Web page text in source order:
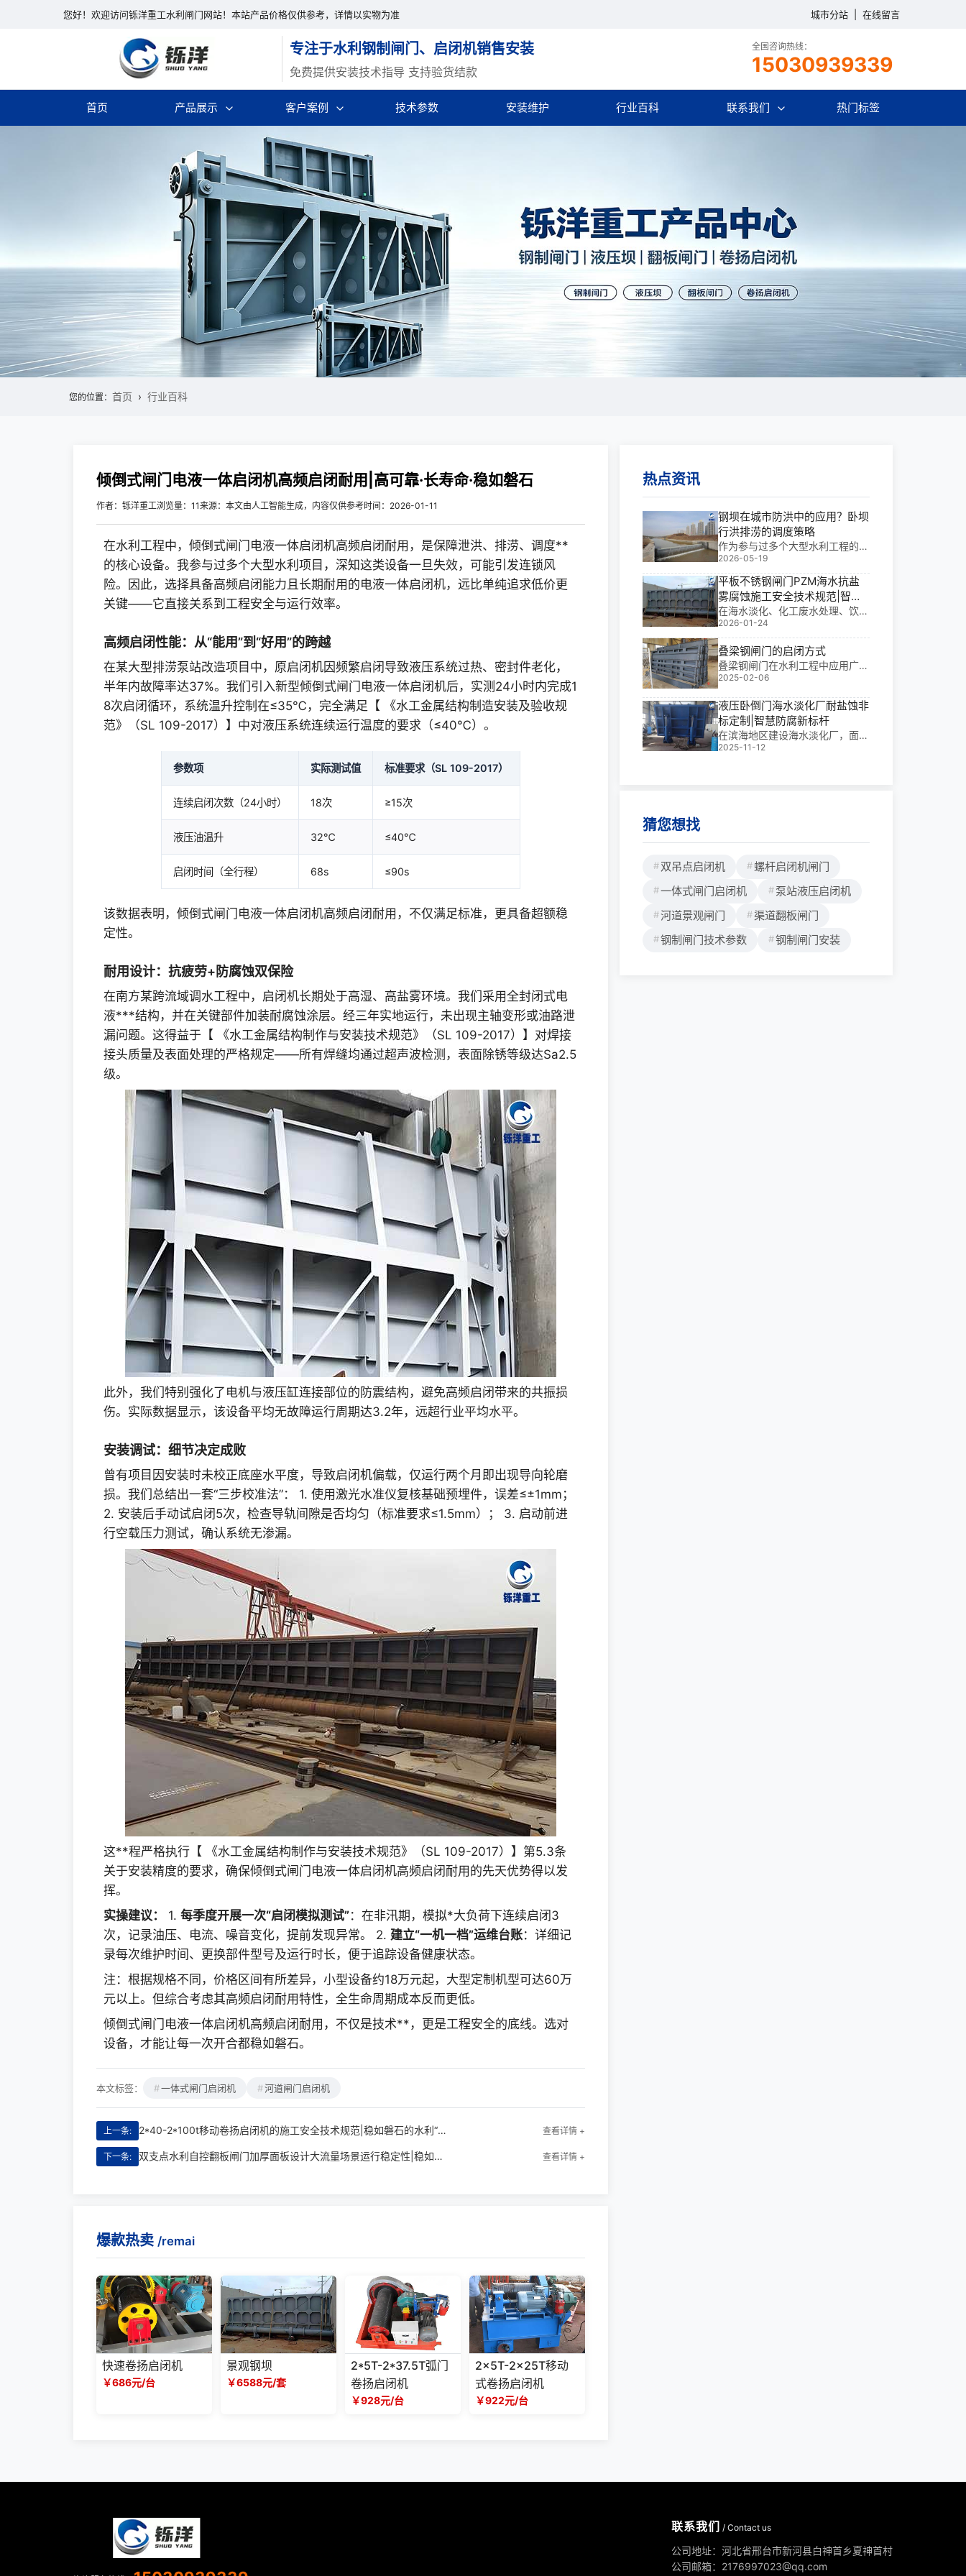
您好！欢迎访问铄洋重工水利闸门网站！本站产品价格仅供参考，详情以实物为准 城市分站 在线留言
专注于水利钢制闸门、启闭机销售安装
免费提供安装技术指导 支持验货结款
全国咨询热线：
15030939339
首页 产品展示 客户案例 技术参数 安装维护 行业百科 联系我们 热门标签
您的位置： 首页 行业百科
倾倒式闸门电液一体启闭机高频启闭耐用|高可靠·长寿命·稳如磐石
作者：铄洋重工浏览量：11来源：本文由人工智能生成，内容仅供参考时间：2026-01-11
在水利工程中，倾倒式闸门电液一体启闭机高频启闭耐用，是保障泄洪、排涝、调度**
的核心设备。我参与过多个大型水利项目，深知这类设备一旦失效，可能引发连锁风
险。因此，选择具备高频启闭能力且长期耐用的电液一体启闭机，远比单纯追求低价更
关键——它直接关系到工程安全与运行效率。
高频启闭性能：从“能用”到“好用”的跨越
在某大型排涝泵站改造项目中，原启闭机因频繁启闭导致液压系统过热、密封件老化，
半年内故障率达37%。我们引入新型倾倒式闸门电液一体启闭机后，实测24小时内完成1
8次启闭循环，系统温升控制在≤35℃，完全满足【 《水工金属结构制造安装及验收规
范》（SL 109-2017）】中对液压系统连续运行温度的要求（≤40℃）。
参数项 实际测试值 标准要求（SL 109-2017）
连续启闭次数（24小时） 18次 ≥15次
液压油温升 32℃ ≤40℃
启闭时间（全行程） 68s ≤90s
该数据表明，倾倒式闸门电液一体启闭机高频启闭耐用，不仅满足标准，更具备超额稳
定性。
耐用设计：抗疲劳+防腐蚀双保险
在南方某跨流域调水工程中，启闭机长期处于高湿、高盐雾环境。我们采用全封闭式电
液***结构，并在关键部件加装耐腐蚀涂层。经三年实地运行，未出现主轴变形或油路泄
漏问题。这得益于【 《水工金属结构制作与安装技术规范》（SL 109-2017）】对焊接
接头质量及表面处理的严格规定——所有焊缝均通过超声波检测，表面除锈等级达Sa2.5
级。
此外，我们特别强化了电机与液压缸连接部位的防震结构，避免高频启闭带来的共振损
伤。实际数据显示，该设备平均无故障运行周期达3.2年，远超行业平均水平。
安装调试：细节决定成败
曾有项目因安装时未校正底座水平度，导致启闭机偏载，仅运行两个月即出现导向轮磨
损。我们总结出一套“三步校准法”： 1. 使用激光水准仪复核基础预埋件，误差≤±1mm；
2. 安装后手动试启闭5次，检查导轨间隙是否均匀（标准要求≤1.5mm）； 3. 启动前进
行空载压力测试，确认系统无渗漏。
这**程严格执行【 《水工金属结构制作与安装技术规范》（SL 109-2017）】第5.3条
关于安装精度的要求，确保倾倒式闸门电液一体启闭机高频启闭耐用的先天优势得以发
挥。
实操建议：
1. 每季度开展一次“启闭模拟测试”：在非汛期，模拟*大负荷下连续启闭3
次，记录油压、电流、噪音变化，提前发现异常。 2. 建立“一机一档”运维台账：详细记
录每次维护时间、更换部件型号及运行时长，便于追踪设备健康状态。
注：根据规格不同，价格区间有所差异，小型设备约18万元起，大型定制机型可达60万
元以上。但综合考虑其高频启闭耐用特性，全生命周期成本反而更低。
倾倒式闸门电液一体启闭机高频启闭耐用，不仅是技术**，更是工程安全的底线。选对
设备，才能让每一次开合都稳如磐石。
本文标签： 一体式闸门启闭机 河道闸门启闭机
上一条: 2*40-2*100t移动卷扬启闭机的施工安全技术规范|稳如磐石的水利“守护者” 查看详情 +
下一条: 双支点水利自控翻板闸门加厚面板设计大流量场景运行稳定性|稳如磐石的智能调控先锋 查看详情 +
爆款热卖 /remai
快速卷扬启闭机
￥686元/台
景观钢坝
￥6588元/套
2*5T-2*37.5T弧门
卷扬启闭机
￥928元/台
2x5T-2x25T移动
式卷扬启闭机
￥922元/台
热点资讯
钢坝在城市防洪中的应用？卧坝
行洪排涝的调度策略
作为参与过多个大型水利工程的技
术专家，我深知城市内涝治理中
“挡”与“排”的矛盾**。本文基于我
多年工程经验，****钢坝在城市防
洪中的应用及卧坝行洪排涝的调度
策略，确保方案既安全又**。
2026-05-19
平板不锈钢闸门PZM海水抗盐
雾腐蚀施工安全技术规范|智护
海疆的钢铁卫士
在海水淡化、化工废水处理、饮用
水库及市政污水处理等关键工程
中，平板不锈钢闸门PZM不仅是
水流控制的核心部件，更是抵御盐
雾侵蚀、保障系统长期稳定运行的
“钢铁卫士”。其核心价值在于：在
2026-01-24
叠梁钢闸门的启闭方式
叠梁钢闸门在水利工程中应用广
泛，其启闭方式因条件不同而有所
双向门式启闭机来实现，该启闭机
由门架、主起升机构等多个部分组
成。一、叠梁钢闸门在静水条件下
的启闭在静水条件下，叠梁钢闸门
2025-02-06
液压卧倒门海水淡化厂耐盐蚀非
标定制|智慧防腐新标杆
在滨海地区建设海水淡化厂，面对
高湿度、高氯离子环境，传统金属
2025-11-12
猜您想找
双吊点启闭机
螺杆启闭机闸门
一体式闸门启闭机
泵站液压启闭机
河道景观闸门
渠道翻板闸门
钢制闸门技术参数
钢制闸门安装
联系我们 / Contact us
公司地址：河北省邢台市新河县白神首乡夏神首村
公司邮箱：2176997023@qq.com